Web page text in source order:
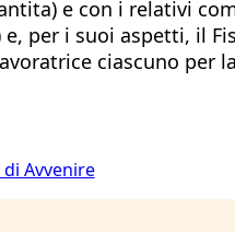
e con i relativi
per i suoi aspetti, il
ciascuno per
Avvenire